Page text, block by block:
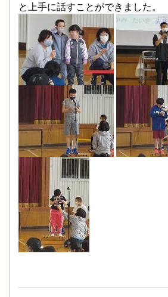
と上手に話すことができました。